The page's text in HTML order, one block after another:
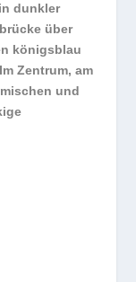
dunkler
über
königsblau
Zentrum, am
und